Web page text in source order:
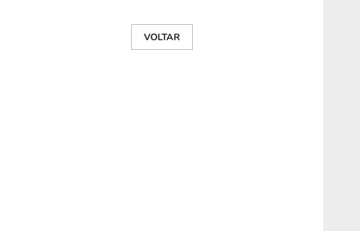
VOLTAR